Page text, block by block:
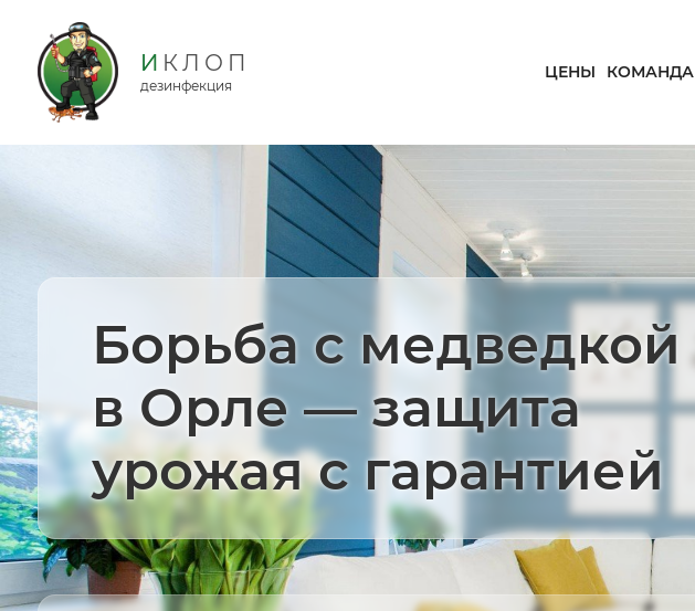
дезинфекция
ЦЕНЫ КОМАНДА
Борьба с медведкой
в Орле — защита
урожая с гарантией